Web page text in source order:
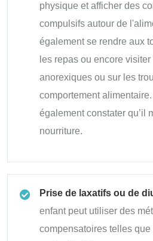
physique et afficher des
compulsifs autour de
également se rendre aux
les repas ou encore
anorexiques ou sur les
comportement
également constater qu’il
nourriture.
Prise de laxatifs ou de
enfant peut utiliser des
compensatoires telles